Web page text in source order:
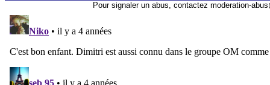
Pour signaler un abus, contactez moderation-